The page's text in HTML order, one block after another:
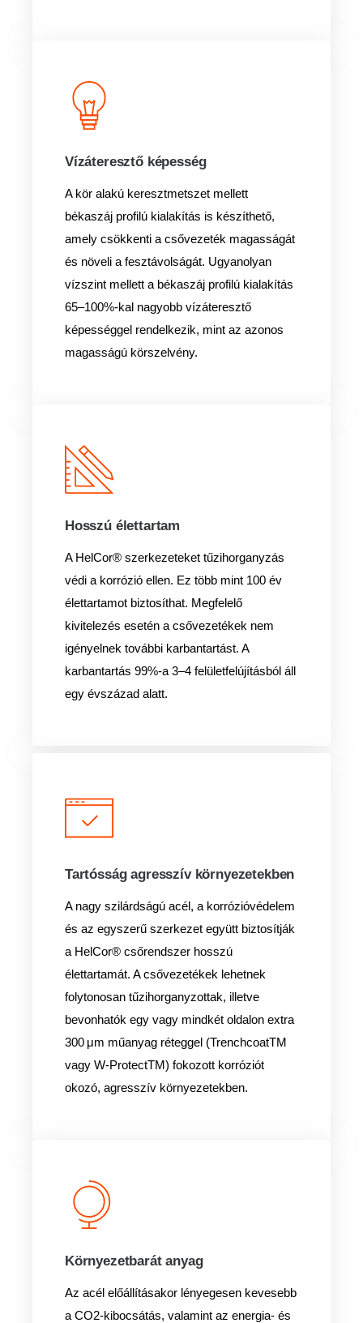
Vízáteresztő képesség
A kör alakú keresztmetszet mellett
békaszáj profilú kialakítás is készíthető,
amely csökkenti a csővezeték magasságát
és növeli a fesztávolságát. Ugyanolyan
vízszint mellett a békaszáj profilú kialakítás
65–100%-kal nagyobb vízáteresztő
képességgel rendelkezik, mint az azonos
magasságú körszelvény.
Hosszú élettartam
A HelCor® szerkezeteket tűzihorganyzás
védi a korrózió ellen. Ez több mint 100 év
élettartamot biztosíthat. Megfelelő
kivitelezés esetén a csővezetékek nem
igényelnek további karbantartást. A
karbantartás 99%-a 3–4 felületfelújításból áll
egy évszázad alatt.
Tartósság agresszív környezetekben
A nagy szilárdságú acél, a korrózióvédelem
és az egyszerű szerkezet együtt biztosítják
a HelCor® csőrendszer hosszú
élettartamát. A csővezetékek lehetnek
folytonosan tűzihorganyzottak, illetve
bevonhatók egy vagy mindkét oldalon extra
300 μm műanyag réteggel (TrenchcoatTM
vagy W-ProtectTM) fokozott korróziót
okozó, agresszív környezetekben.
Környezetbarát anyag
Az acél előállításakor lényegesen kevesebb
a CO2-kibocsátás, valamint az energia- és